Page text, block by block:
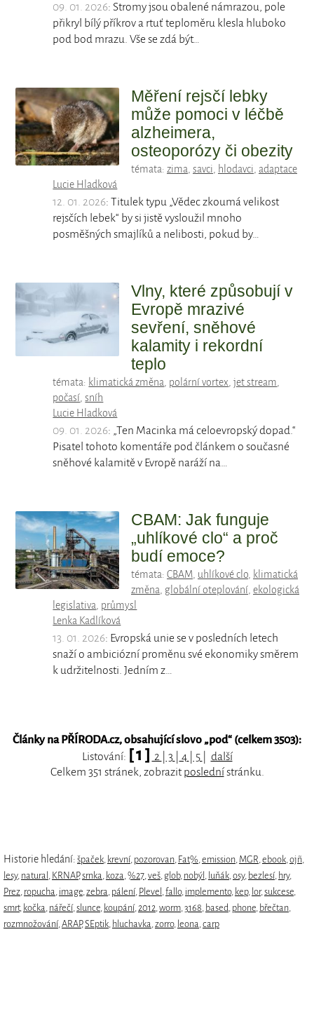
09. 01. 2026: Stromy jsou obalené námrazou, pole
přikryl bílý příkrov a rtuť teploměru klesla hluboko
pod bod mrazu. Vše se zdá být…
Měření rejsčí lebky
může pomoci v léčbě
alzheimera,
osteoporózy či obezity
témata: zima, savci, hlodavci, adaptace
Lucie Hladková
12. 01. 2026: Titulek typu „Vědec zkoumá velikost
rejsčích lebek“ by si jistě vysloužil mnoho
posměšných smajlíků a nelibosti, pokud by…
Vlny, které způsobují v
Evropě mrazivé
sevření, sněhové
kalamity i rekordní
teplo
témata: klimatická změna, polární vortex,jet stream,
počasí,sníh
Lucie Hladková
09. 01. 2026: „Ten Macinka má celoevropský dopad.“
Pisatel tohoto komentáře pod článkem o současné
sněhové kalamitě v Evropě naráží na…
CBAM: Jak funguje
„uhlíkové clo“ a proč
budí emoce?
témata: CBAM, uhlíkové clo, klimatická
změna, globální oteplování, ekologická
legislativa, průmysl
Lenka Kadlíková
13. 01. 2026: Evropská unie se v posledních letech
snaží o ambiciózní proměnu své ekonomiky směrem
k udržitelnosti. Jedním z…
Články na PŘÍRODA.cz, obsahující slovo „pod“ (celkem 3503):
Listování: [ 1 ] 2 3 4 5
další
Celkem 351 stránek, zobrazitposlednístránku.
Historie hledání: špaček, krevní, pozorovan, Fat%,emission, MGR,ebook,ojñ,
lesy, natural , KRNAP,srnka, koza,%27,veš, glob, nobýl , luňák,osy, bezlesí, hry,
Prez, ropucha, image,zebra, pálení, Plevel ,fallo, implemento, kep, lor,sukcese,
smrt, kočka, nářečí,slunce, koupání,2012,worm,3168, based, phone, břečtan,
rozmnožování,ARAP,SEptik, hluchavka,zorro, leona,carp